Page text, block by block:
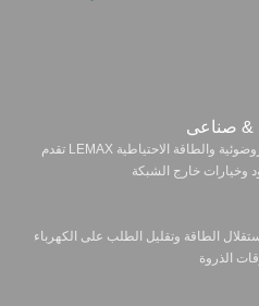
& صناعي
تقدم LEMAX حلولاً للاستهلاك الذاتي للطاقة الكهروضوئية والطاقة الاحتياطية
الطاقة وتقليل الطلب على الكهرباء
الذروة